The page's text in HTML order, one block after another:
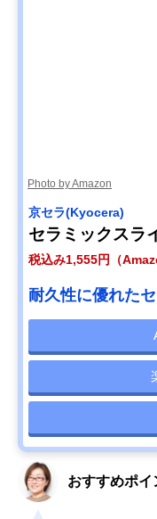
Photo by Amazon
京セラ(Kyocera)
セラミックスラ
税込み1,555円（
耐久性に優れた
おすすめポイ